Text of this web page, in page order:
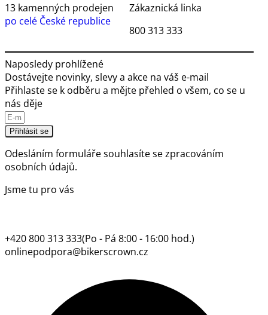
13 kamenných prodejen
po celé České republice
Zákaznická linka
800 313 333
Naposledy prohlížené
Dostávejte novinky, slevy a akce na váš e-mail
Přihlaste se k odběru a mějte přehled o všem, co se u
nás děje
Přihlásit se
Odesláním formuláře souhlasíte sezpracováním
osobních údajů.
Jsme tu pro vás
+420 800 313 333(Po - Pá 8:00 - 16:00 hod.)
onlinepodpora@bikerscrown.cz